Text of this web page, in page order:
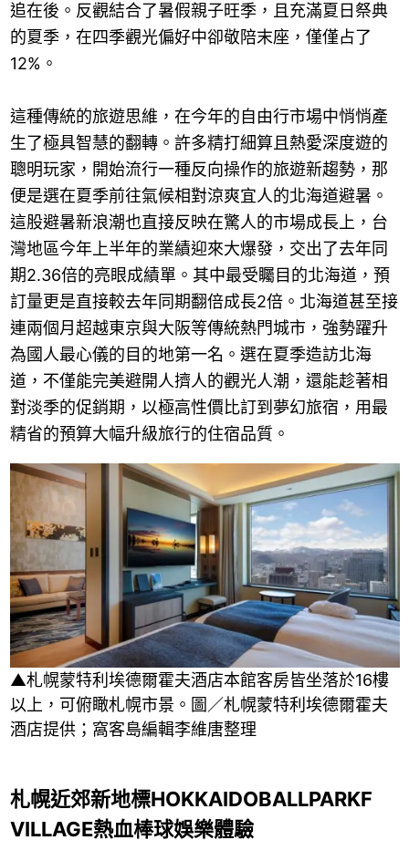
追在後。反觀結合了暑假親子旺季，且充滿夏日祭典
的夏季，在四季觀光偏好中卻敬陪末座，僅僅占了
12%。
這種傳統的旅遊思維，在今年的自由行市場中悄悄產
生了極具智慧的翻轉。許多精打細算且熱愛深度遊的
聰明玩家，開始流行一種反向操作的旅遊新趨勢，那
便是選在夏季前往氣候相對涼爽宜人的北海道避暑。
這股避暑新浪潮也直接反映在驚人的市場成長上，台
灣地區今年上半年的業績迎來大爆發，交出了去年同
期2.36倍的亮眼成績單。其中最受矚目的北海道，預
訂量更是直接較去年同期翻倍成長2倍。北海道甚至接
連兩個月超越東京與大阪等傳統熱門城市，強勢躍升
為國人最心儀的目的地第一名。選在夏季造訪北海
道，不僅能完美避開人擠人的觀光人潮，還能趁著相
對淡季的促銷期，以極高性價比訂到夢幻旅宿，用最
精省的預算大幅升級旅行的住宿品質。
▲札幌蒙特利埃德爾霍夫酒店本館客房皆坐落於16樓
以上，可俯瞰札幌市景。圖／札幌蒙特利埃德爾霍夫
酒店提供；窩客島編輯李維唐整理
札幌近郊新地標HOKKAIDOBALLPARKF
VILLAGE熱血棒球娛樂體驗